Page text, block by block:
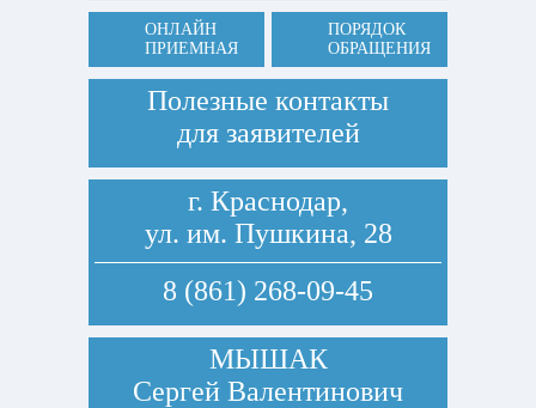
ОНЛАЙН
ПРИЕМНАЯ
ПОРЯДОК
ОБРАЩЕНИЯ
Полезные контакты
для заявителей
г. Краснодар,
ул. им. Пушкина, 28
8 (861) 268-09-45
МЫШАК
Сергей Валентинович